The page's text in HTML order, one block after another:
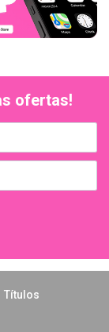
ofertas!
Títulos